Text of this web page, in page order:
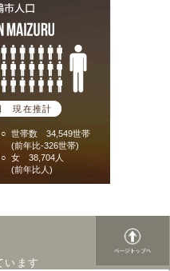
現在推計
○ 世帯数 34,549世帯
(前年比-326世帯)
○ 女 38,704人
(前年比人)
います